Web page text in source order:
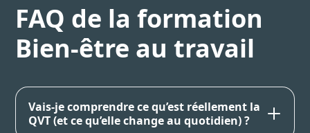
FAQ de la formation
Bien-être au travail
Vais-je comprendre ce qu’est réellement la
QVT (et ce qu’elle change au quotidien) ?